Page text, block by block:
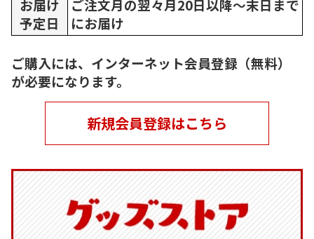
お届け
予定日
ご注文月の翌々月20日以降～末日まで
にお届け
ご購入には、インターネット会員登録（無料）
が必要になります。
新規会員登録はこちら